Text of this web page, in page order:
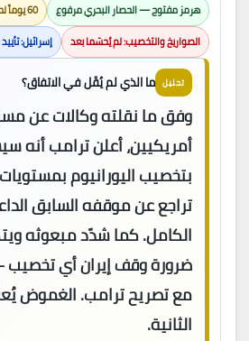
هرمز مفتوح — الحصار البحري مرفوع
60 يوماً لحسم الملف النووي
الصواريخ والتخصيب: لم يُحسَما بعد
إسرائيل:
تحليل ما الذي لم يُقَل في الاتفاق؟
وفق ما نقلته وكالات عن
أمريكيين، أعلن ترامب أنه
بتخصيب اليورانيوم
تراجع عن موقفه السابق
الكامل. كما شدّد مبعوثه
ضرورة وقف إيران أي
مع تصريح ترامب. الغموض
الثانية.